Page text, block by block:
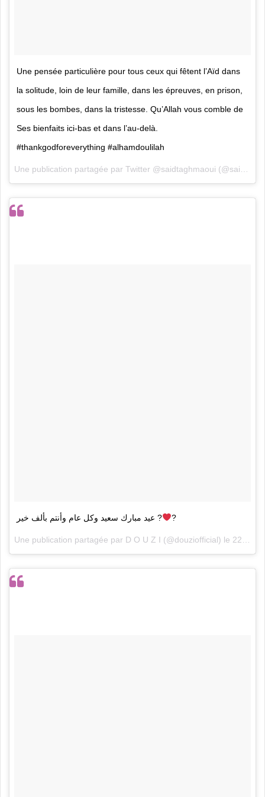
Une pensée particulière pour tous ceux qui fêtent l’Aïd dans
la solitude, loin de leur famille, dans les épreuves, en prison,
sous les bombes, dans la tristesse. Qu’Allah vous comble de
Ses bienfaits ici-bas et dans l’au-delà.
#thankgodforeverything #alhamdoulilah
Une publication partagée par Twitter @saidtaghmaoui (@saidtaghmaoui) le
عيد مبارك سعيد وكل عام وأنتم بألف خير ? ?
Une publication partagée par D O U Z I (@douziofficial) le 22 Août 2018 à 2 :14 PDT